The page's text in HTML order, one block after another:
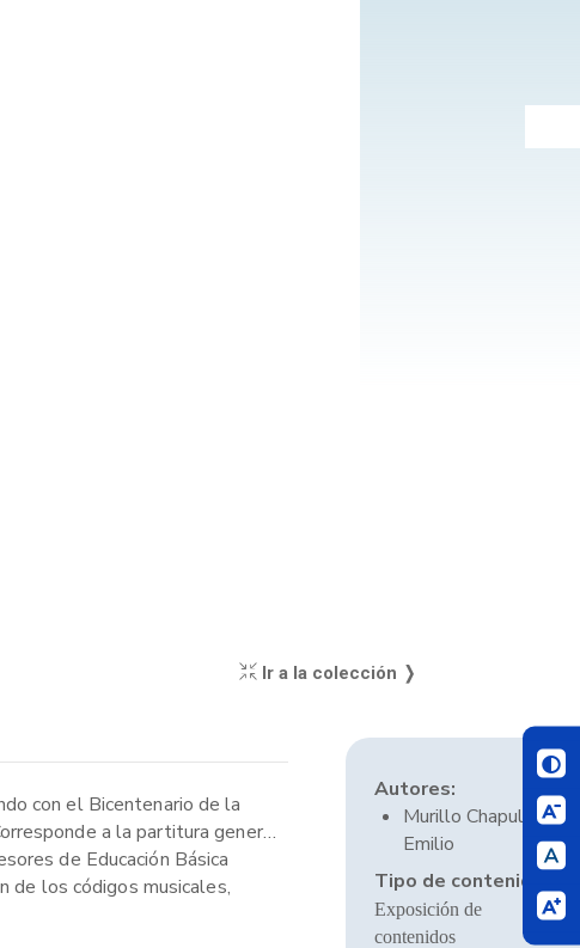
Ir a la colección ❭
con el Bicentenario de la
a la partitura general
de Educación Básica
de los códigos musicales,
Autores:
Murillo Chapull,
Emilio
Tipo de contenido:
Exposición de
contenidos